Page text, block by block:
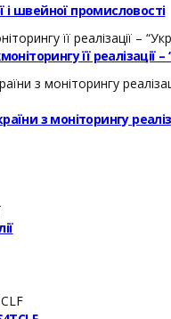
і швейної промисловості
її реалізації –
з моніторингу